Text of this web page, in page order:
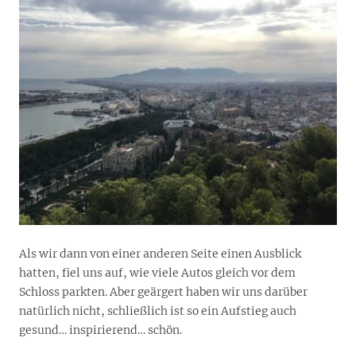
Als wir dann von einer anderen Seite einen Ausblick
hatten, fiel uns auf, wie viele Autos gleich vor dem
Schloss parkten. Aber geärgert haben wir uns darüber
natürlich nicht, schließlich ist so ein Aufstieg auch
gesund… inspirierend… schön.